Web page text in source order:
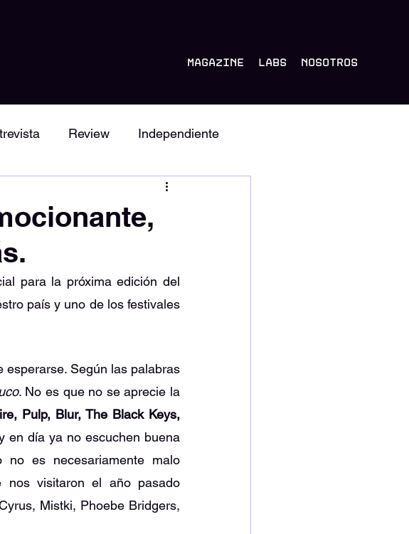
Magazine Labs Nosotros
Review Independiente
Tastemakers
país y uno de los festivales
Según las palabras
. No es que no se aprecie la
Pulp, Blur, The Black Keys,
en día ya no escuchen buena
es necesariamente malo
nos visitaron el año pasado
Mistki, Phoebe Bridgers,